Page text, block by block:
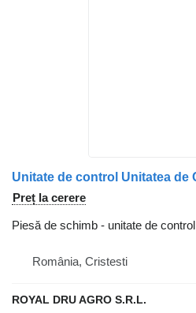
Preț la cerere
Piesă de schimb - unitate de control
România, Cristesti
ROYAL DRU AGRO S.R.L.